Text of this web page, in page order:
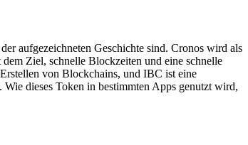
aufgezeichneten Geschichte sind. Cronos wird als
Ziel, schnelle Blockzeiten und eine schnelle
von Blockchains, und IBC ist eine
dieses Token in bestimmten Apps genutzt wird,